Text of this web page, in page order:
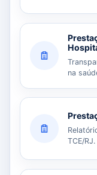
na
TCE/RJ.